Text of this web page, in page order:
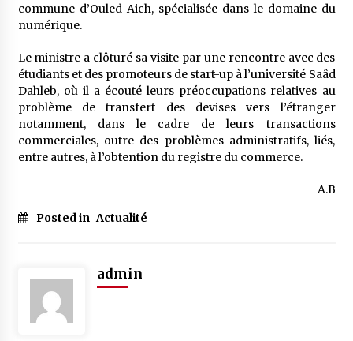
commune d’Ouled Aich, spécialisée dans le domaine du
numérique.
Le ministre a clôturé sa visite par une rencontre avec des
étudiants et des promoteurs de start-up à l’université Saâd
Dahleb, où il a écouté leurs préoccupations relatives au
problème de transfert des devises vers l’étranger
notamment, dans le cadre de leurs transactions
commerciales, outre des problèmes administratifs, liés,
entre autres, à l’obtention du registre du commerce.
A.B
Posted in Actualité
admin